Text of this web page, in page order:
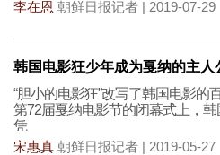
李在恩 朝鲜日报记者 | 2019-07-29
韩国电影狂少年成为戛纳的主人
“胆小的电影狂”改写了韩国电影的
第72届戛纳电影节的闭幕式上，韩
凭
宋惠真 朝鲜日报记者 | 2019-05-27